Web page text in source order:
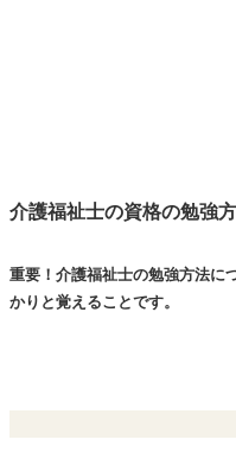
介護福祉士の資格の勉強
重要！ 介護福祉士の勉強方法に
かりと覚えることです。